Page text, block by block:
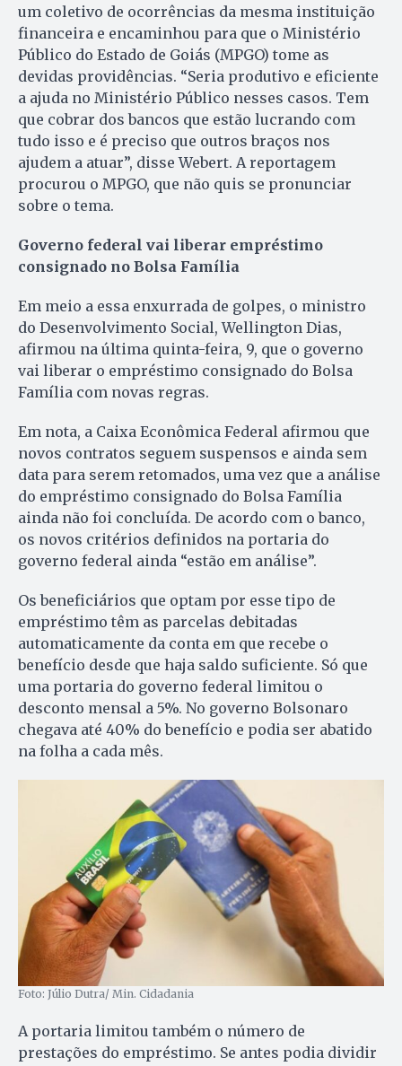
um coletivo de ocorrências da mesma instituição
financeira e encaminhou para que o Ministério
Público do Estado de Goiás (MPGO) tome as
devidas providências. “Seria produtivo e eficiente
a ajuda no Ministério Público nesses casos. Tem
que cobrar dos bancos que estão lucrando com
tudo isso e é preciso que outros braços nos
ajudem a atuar”, disse Webert. A reportagem
procurou o MPGO, que não quis se pronunciar
sobre o tema.
Governo federal vai liberar empréstimo
consignado no Bolsa Família
Em meio a essa enxurrada de golpes, o ministro
do Desenvolvimento Social, Wellington Dias,
afirmou na última quinta-feira, 9, que o governo
vai liberar o empréstimo consignado do Bolsa
Família com novas regras.
Em nota, a Caixa Econômica Federal afirmou que
novos contratos seguem suspensos e ainda sem
data para serem retomados, uma vez que a análise
do empréstimo consignado do Bolsa Família
ainda não foi concluída. De acordo com o banco,
os novos critérios definidos na portaria do
governo federal ainda “estão em análise”.
Os beneficiários que optam por esse tipo de
empréstimo têm as parcelas debitadas
automaticamente da conta em que recebe o
benefício desde que haja saldo suficiente. Só que
uma portaria do governo federal limitou o
desconto mensal a 5%. No governo Bolsonaro
chegava até 40% do benefício e podia ser abatido
na folha a cada mês.
Foto: Júlio Dutra/ Min. Cidadania
A portaria limitou também o número de
prestações do empréstimo. Se antes podia dividir